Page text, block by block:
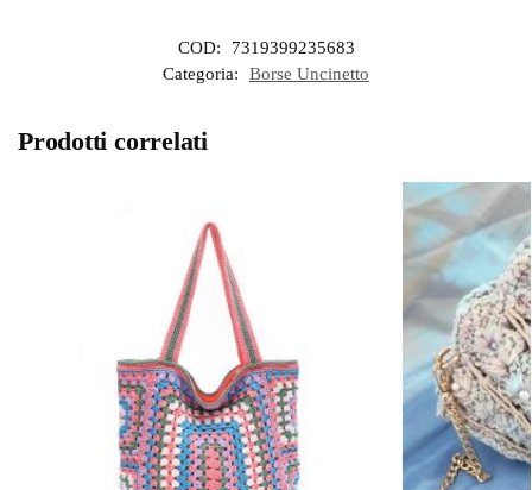
COD:
7319399235683
Categoria:
Borse Uncinetto
Prodotti correlati